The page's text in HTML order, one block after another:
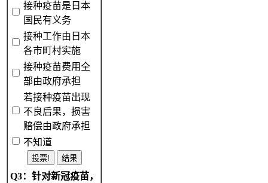
接种疫苗是日本
国民有义务
接种工作由日本
各市町村实施
接种疫苗费用全
部由政府承担
若接种疫苗出现
不良后果，损害
赔偿由政府承担
不知道
Q3：针对新冠疫苗，